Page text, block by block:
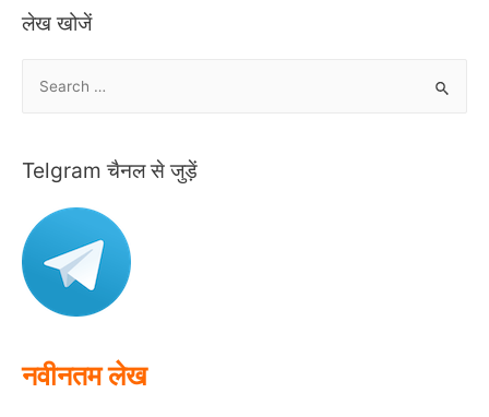
लेख खोजें
r
f
o
Telgram चैनल से जुड़ें
नवीनतम लेख